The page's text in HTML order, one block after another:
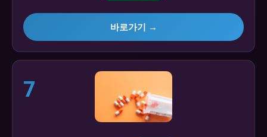
바로가기 →
7